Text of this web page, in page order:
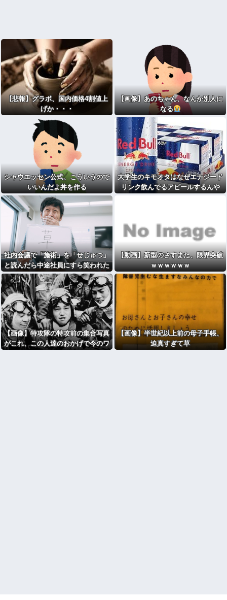
【悲報】グラボ、国内価格4割値上
げか・・・
【画像】あのちゃん、なんか別人に
なる
シャウエッセン公式、こういうので
いいんだよ丼を作る
大学生のキモオタはなぜエナジード
リンク飲んでるアピールするんや
社内会議で「施術」を「せじゅつ」
と読んだら中途社員にすら笑われた
ｗｗｗｗｗｗ
【動画】新型のさすまた、限界突破
ｗｗｗｗｗｗ
【画像】特攻隊の特攻前の集合写真
がこれ、この人達のおかげで今のワ
【画像】半世紀以上前の母子手帳、
迫真すぎて草